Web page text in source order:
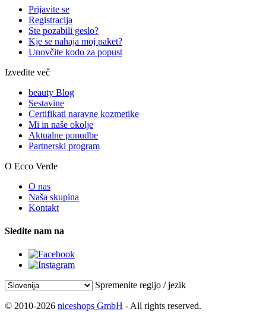
Prijavite se
Registracija
Ste pozabili geslo?
Kje se nahaja moj paket?
Unovčite kodo za popust
Izvedite več
beauty Blog
Sestavine
Certifikati naravne kozmetike
Mi in naše okolje
Aktualne ponudbe
Partnerski program
O Ecco Verde
O nas
Naša skupina
Kontakt
Sledite nam na
Spremenite regijo / jezik
© 2010-2026 niceshops GmbH - All rights reserved.